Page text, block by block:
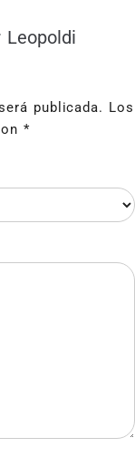
Leopoldi
publicada. Los
*